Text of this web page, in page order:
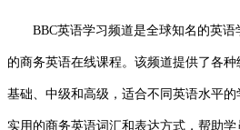
BBC英语学习频道是全球知名的英语
的商务英语在线课程。该频道提供了各
基础、中级和高级，适合不同英语水平
实用的商务英语词汇和表达方式，帮助学